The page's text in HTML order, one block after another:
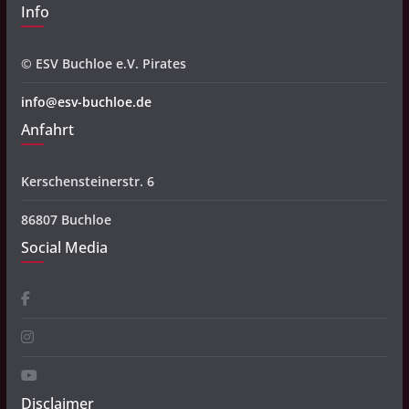
Info
© ESV Buchloe e.V. Pirates
info@esv-buchloe.de
Anfahrt
Kerschensteinerstr. 6
86807 Buchloe
Social Media
Disclaimer